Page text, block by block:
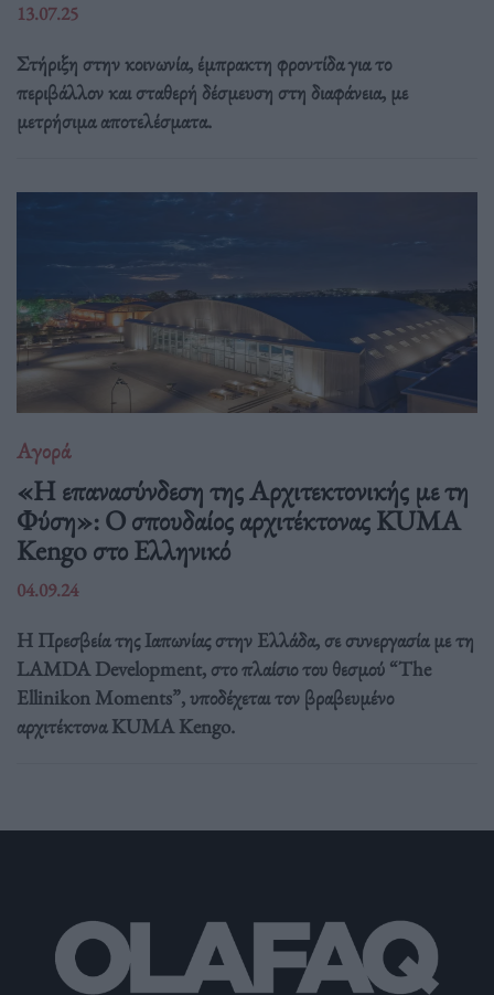
13.07.25
Στήριξη στην κοινωνία, έμπρακτη φροντίδα για το
περιβάλλον και σταθερή δέσμευση στη διαφάνεια, με
μετρήσιμα αποτελέσματα.
Αγορά
«Η επανασύνδεση της Αρχιτεκτονικής με τη
Φύση»: Ο σπουδαίος αρχιτέκτονας KUMA
Kengo στο Ελληνικό
04.09.24
Η Πρεσβεία της Ιαπωνίας στην Ελλάδα, σε συνεργασία με τη
LAMDA Development, στο πλαίσιο του θεσμού “The
Ellinikon Moments”, υποδέχεται τον βραβευμένο
αρχιτέκτονα KUMA Kengo.